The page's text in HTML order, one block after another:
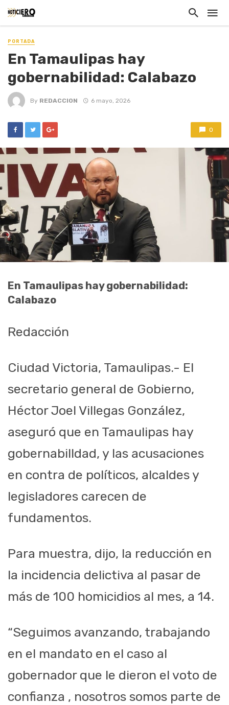
PORTADA
En Tamaulipas hay
gobernabilidad: Calabazo
By REDACCION 6 mayo, 2026
0
En Tamaulipas hay gobernabilidad:
Calabazo
Redacción
Ciudad Victoria, Tamaulipas.- El
secretario general de Gobierno,
Héctor Joel Villegas González,
aseguró que en Tamaulipas hay
gobernabilldad, y las acusaciones
en contra de políticos, alcaldes y
legisladores carecen de
fundamentos.
Para muestra, dijo, la reducción en
la incidencia delictiva al pasar de
más de 100 homicidios al mes, a 14.
“Seguimos avanzando, trabajando
en el mandato en el caso al
gobernador que le dieron el voto de
confianza , nosotros somos parte de